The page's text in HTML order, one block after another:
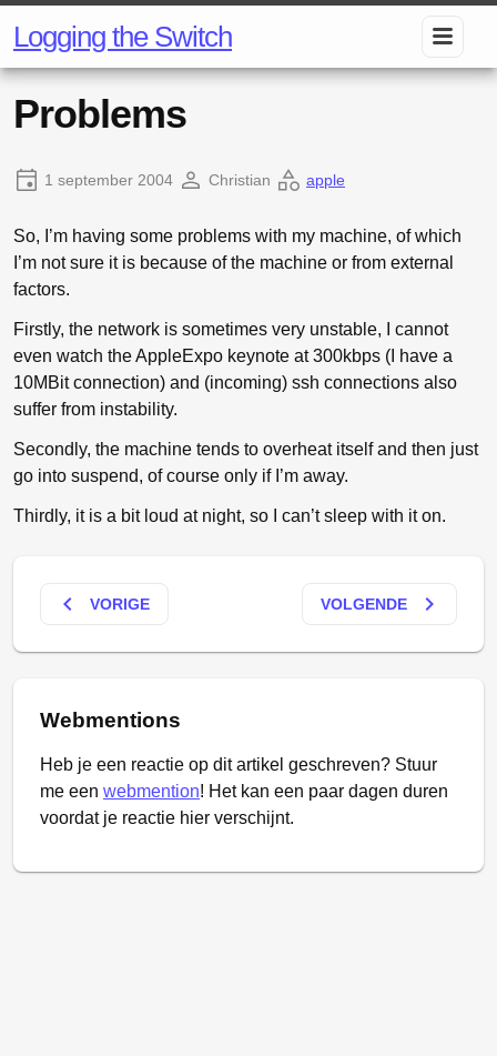
Logging the Switch
Problems
1 september 2004 Christian apple
So, I’m having some problems with my machine, of which
I’m not sure it is because of the machine or from external
factors.
Firstly, the network is sometimes very unstable, I cannot
even watch the AppleExpo keynote at 300kbps (I have a
10MBit connection) and (incoming) ssh connections also
suffer from instability.
Secondly, the machine tends to overheat itself and then just
go into suspend, of course only if I’m away.
Thirdly, it is a bit loud at night, so I can’t sleep with it on.
keyboard_arrow_left VORIGE VOLGENDE keyboard_arrow_right
Webmentions
Heb je een reactie op dit artikel geschreven? Stuur
me een webmention! Het kan een paar dagen duren
voordat je reactie hier verschijnt.